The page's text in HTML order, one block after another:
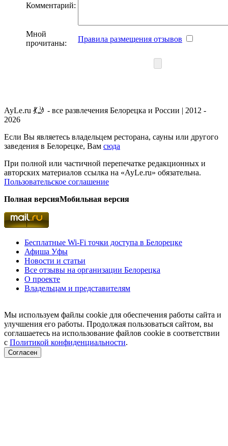
Комментарий:
Мной
прочитаны:
Правила размещения отзывов
AyLe.ru 💃🤳 - все развлечения Белорецка и России | 2012 -
2026
Если Вы являетесь владельцем ресторана, сауны или другого
заведения в Белорецке, Вам сюда
При полной или частичной перепечатке редакционных и
авторских материалов ссылка на «AyLe.ru» обязательна.
Пользовательское соглашение
Полная версияМобильная версия
Бесплатные Wi-Fi точки доступа в Белорецке
Афиша Уфы
Новости и статьи
Все отзывы на организации Белорецка
О проекте
Владельцам и представителям
Мы используем файлы cookie для обеспечения работы сайта и
улучшения его работы. Продолжая пользоваться сайтом, вы
соглашаетесь на использование файлов cookie в соответствии
с Политикой конфиденциальности.
Согласен